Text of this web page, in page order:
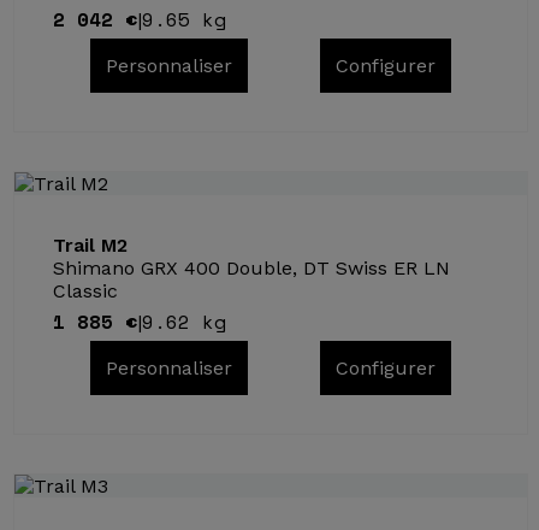
2 042 €|9.65 kg
Personnaliser Configurer
Trail M2
Shimano GRX 400 Double, DT Swiss ER LN
Classic
1 885 €|9.62 kg
Personnaliser Configurer